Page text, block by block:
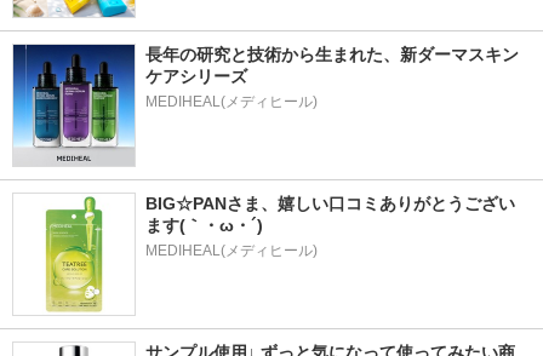
長年の研究と技術から生まれた、新ダーマスキン
ケアシリーズ
BIG☆PANさま、嬉しい口コミありがとうござい
ます(｀・ω・´)
MEDIHEAL(メディヒール)